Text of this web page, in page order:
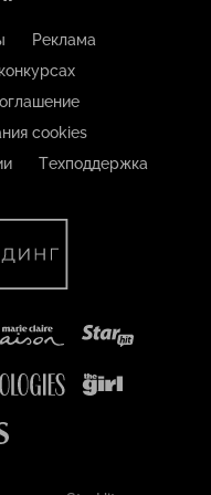
Реклама
cookies
Техподдержка